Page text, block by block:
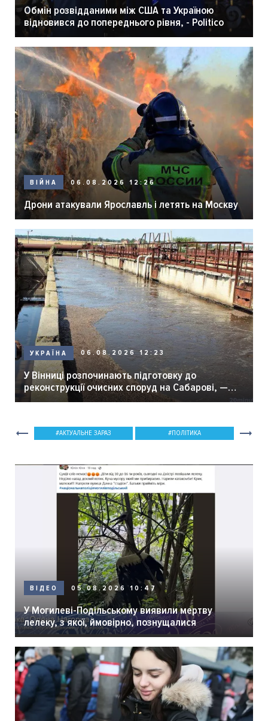
Обмін розвідданими між США та Україною
відновився до попереднього рівня, - Politico
ВІЙНА 06.08.2026 12:26
Дрони атакували Ярославль і летять на Москву
УКРАЇНА 06.08.2026 12:23
У Вінниці розпочинають підготовку до
реконструкції очисних споруд на Сабарові, —
мер Вінниці.
АКТУАЛЬНЕ ЗАРАЗ ПОЛІТИКА
ВІДЕО 05.08.2026 10:47
У Могилеві-Подільському виявили мертву
лелеку, з якої, ймовірно, познущалися